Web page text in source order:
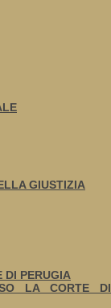
GIUSTIZIA
DI PERUGIA
LA CORTE DI